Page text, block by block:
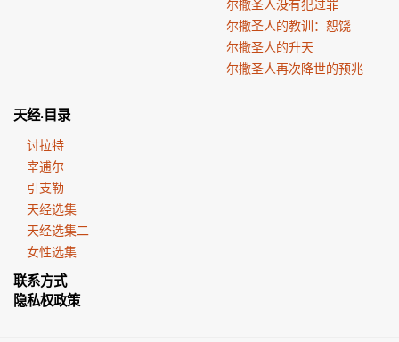
尔撒圣人没有犯过罪
尔撒圣人的教训：恕饶
尔撒圣人的升天
尔撒圣人再次降世的预兆
天经·目录
讨拉特
宰逋尔
引支勒
天经选集
天经选集二
女性选集
联系方式
隐私权政策